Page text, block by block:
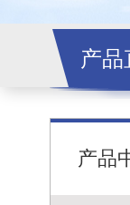
产品
产品